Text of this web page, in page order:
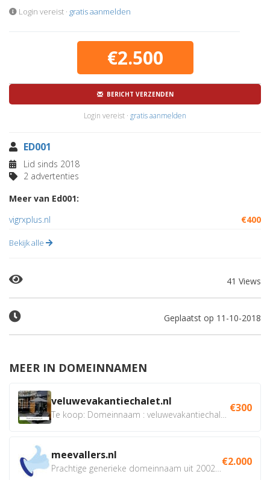
Login vereist · gratis aanmelden
€2.500
BERICHT VERZENDEN
Login vereist · gratis aanmelden
ED001
Lid sinds 2018
2 advertenties
Meer van Ed001:
vigrxplus.nl
€400
Bekijk alle
41 Views
Geplaatst op 11-10-2018
MEER IN DOMEINNAMEN
veluwevakantiechalet.nl €300
meevallers.nl €2.000